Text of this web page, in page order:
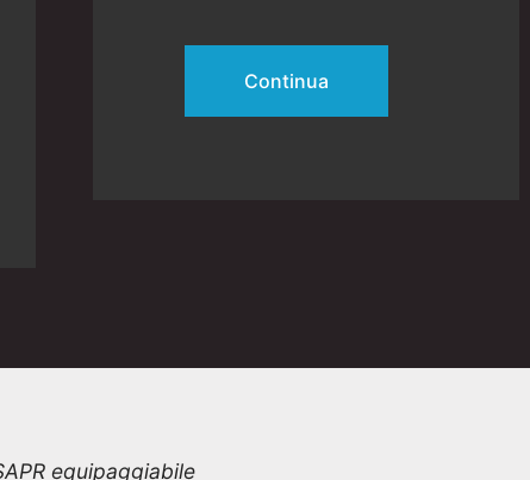
Continua
equipaggiabile